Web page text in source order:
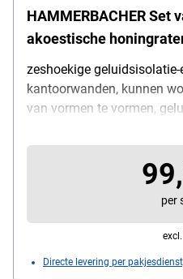
HAMMERBACHER Set
akoestische
zeshoekige
kantoorwanden, kunnen
van vormen te vormen,
geluidsisolatievlies (100%
gerecycleerde vezels),
(B / H): 17 / 15 cm, dikte:
kleur: grijs, inhoud per
99,
per
Directe levering per